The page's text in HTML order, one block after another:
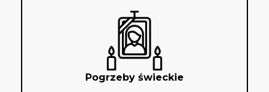
Pogrzeby świeckie